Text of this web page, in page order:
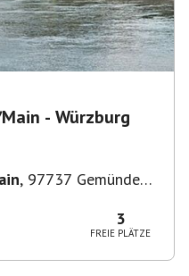
- Würzburg
, 97737 Gemünden
3
FREIE PLÄTZE